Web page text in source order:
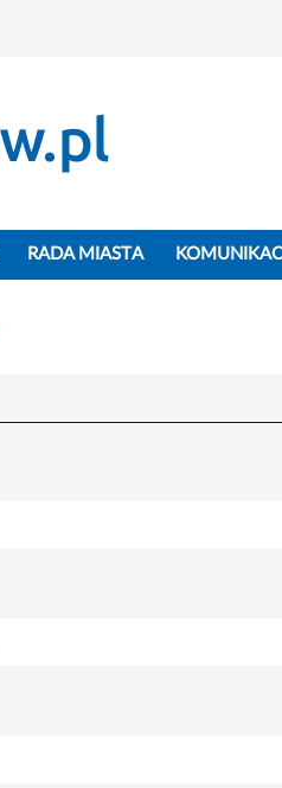
RADA MIASTA